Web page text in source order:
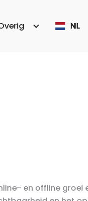
NL
en offline groei